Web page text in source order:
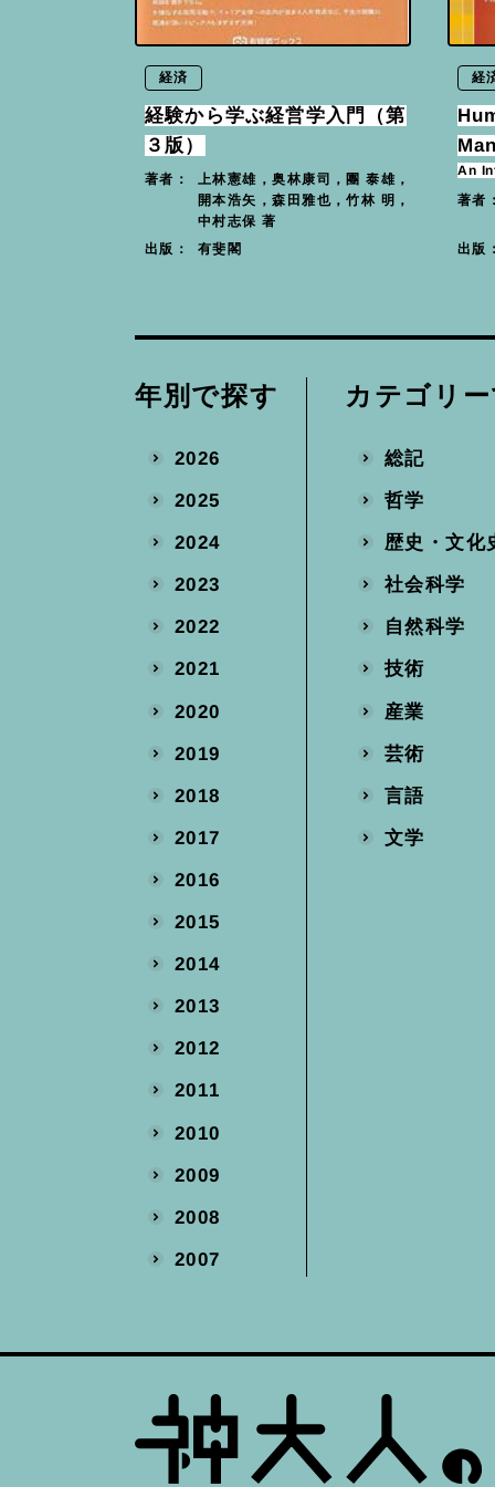
経済
経験から学ぶ経営学入門（第
３版）
著者：
上林憲雄，奥林康司，團 泰雄，
開本浩矢，森田雅也，竹林 明，
中村志保 著
出版： 有斐閣
経
An
著者
出版
年別で探す
2026
2025
2024
2023
2022
2021
2020
2019
2018
2017
2016
2015
2014
2013
2012
2011
2010
2009
2008
2007
カテゴリ
総記
哲学
歴史・文化
社会科学
自然科学
技術
産業
芸術
言語
文学